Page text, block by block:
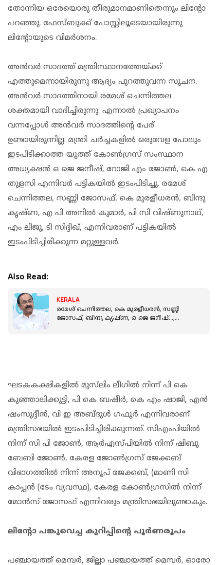
തോന്നിയ ഒരേയൊരു തീരുമാനമാണിതെന്നും ലിന്റോ
പറഞ്ഞു. ഫേസ്ബുക്ക് പോസ്റ്റിലൂടെയായിരുന്നു
ലിന്റോയുടെ വിമര്‍ശനം.
അന്‍വര്‍ സാദത്ത് മന്ത്രിസ്ഥാനത്തേയ്ക്ക്
എത്തുമെന്നായിരുന്നു ആദ്യം പുറത്തുവന്ന സൂചന.
അന്‍വര്‍ സാദത്തിനായി രമേശ് ചെന്നിത്തല
ശക്തമായി വാദിച്ചിരുന്നു. എന്നാല്‍ പ്രഖ്യാപനം
വന്നപ്പോള്‍ അന്‍വര്‍ സാദത്തിന്റെ പേര്
ഉണ്ടായിരുന്നില്ല. മന്ത്രി ചര്‍ച്ചകളില്‍ ഒരുവേള പോലും
ഇടപിടിക്കാത്ത യൂത്ത് കോണ്‍ഗ്രസ് സംസ്ഥാന
അധ്യക്ഷന്‍ ഒ ജെ ജനീഷ്, റോജി എം ജോണ്‍, കെ എ
തുളസി എന്നിവര്‍ പട്ടികയില്‍ ഇടംപിടിച്ചു. രമേശ്
ചെന്നിത്തല, സണ്ണി ജോസഫ്, കെ മുരളീധരന്‍, ബിന്ദു
കൃഷ്ണ, എ പി അനില്‍ കുമാര്‍, പി സി വിഷ്ണുനാഥ്,
എം ലിജു, ടി സിദ്ദിഖ്, എന്നിവരാണ് പട്ടികയില്‍
ഇടംപിടിച്ചിരിക്കുന്ന മറ്റുള്ളവര്‍.
Also Read:
KERALA
രമേശ് ചെന്നിത്തല, കെ മുരളീധരന്‍, സണ്ണി
ജോസഫ്, ബിന്ദു കൃഷ്ണ, ഒ ജെ ജനീഷ്…;
ഘടകകക്ഷികളില്‍ മുസ്‌ലിം ലീഗില്‍ നിന്ന് പി കെ
കുഞ്ഞാലിക്കുട്ടി, പി കെ ബഷീര്‍, കെ എം ഷാജി, എന്‍
ഷംസുദ്ദീന്‍, വി ഇ അബ്ദുള്‍ ഗഫൂര്‍ എന്നിവരാണ്
മന്ത്രിസഭയില്‍ ഇടംപിടിച്ചിരിക്കുന്നത്. സിഎംപിയില്‍
നിന്ന് സി പി ജോണ്‍, ആര്‍എസ്പിയില്‍ നിന്ന് ഷിബു
ബേബി ജോണ്‍, കേരള ജോണ്‍ഗ്രസ് ജേക്കബ്
വിഭാഗത്തില്‍ നിന്ന് അനൂപ് ജേക്കബ്, (മാണി സി
കാപ്പന്‍ (ടേം വ്യവസ്ഥ), കേരള കോണ്‍ഗ്രസില്‍ നിന്ന്
മോന്‍സ് ജോസഫ് എന്നിവരും മന്ത്രിസഭയിലുണ്ടാകും.
ലിൻ്റോ പങ്കുവെച്ച കുറിപ്പിൻ്റെ പൂർണരൂപം
പഞ്ചായത്ത് മെമ്പര്‍, ജില്ലാ പഞ്ചായത്ത് മെമ്പര്‍, ഓരോ